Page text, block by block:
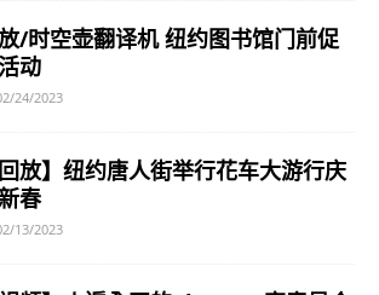
/时空壶翻译机 纽约图书馆门前促
动
24/2023
回放】纽约唐人街举行花车大游行庆
春
13/2023